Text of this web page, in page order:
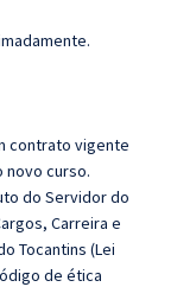
contrato vigente
curso.
do Servidor do
Carreira e
Tocantins (Lei
de ética